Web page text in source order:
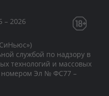
2026
службой по надзору в
технологий и массовых
номером Эл № ФС77 –